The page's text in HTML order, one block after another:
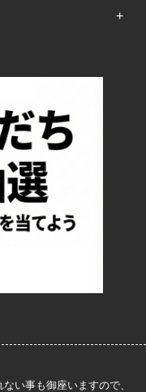
い事も御座いますので、